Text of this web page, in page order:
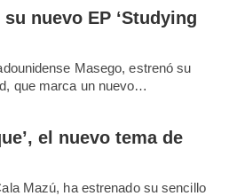
nuevo EP ‘Studying
Masego, estrenó su
que marca un nuevo…
el nuevo tema de
Mazú, ha estrenado su sencillo